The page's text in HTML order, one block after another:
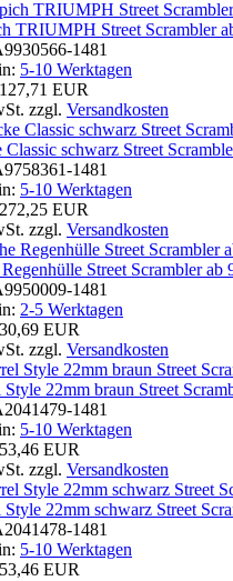
TRIUMPH Street Scrambler
1481
5-10 Werktagen
127,71 EUR
zzgl. Versandkosten
Classic schwarz Street
1481
5-10 Werktagen
272,25 EUR
zzgl. Versandkosten
Street Scrambler ab
1481
2-5 Werktagen
30,69 EUR
zzgl. Versandkosten
22mm braun Street
1481
5-10 Werktagen
53,46 EUR
zzgl. Versandkosten
22mm schwarz Street
1481
5-10 Werktagen
53,46 EUR